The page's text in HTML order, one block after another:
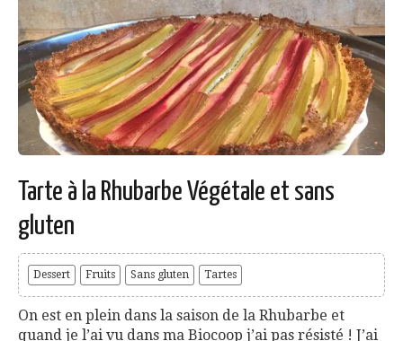
Tarte à la Rhubarbe Végétale et sans
gluten
Dessert Fruits Sans gluten Tartes
On est en plein dans la saison de la Rhubarbe et
quand je l’ai vu dans ma Biocoop j’ai pas résisté ! J’ai